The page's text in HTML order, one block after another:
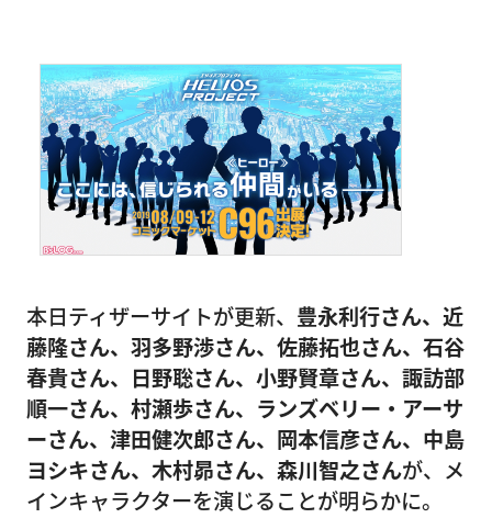
本日ティザーサイトが更新、 豊永利行さん、近
藤隆さん、羽多野渉さん、佐藤拓也さん、石谷
春貴さん、日野聡さん、小野賢章さん、諏訪部
順一さん、村瀬歩さん、ランズベリー・アーサ
ーさん、津田健次郎さん、岡本信彦さん、中島
ヨシキさん、木村昴さん、森川智之さんが、メ
インキャラクターを演じることが明らかに。